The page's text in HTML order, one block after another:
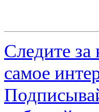
Следите
самое